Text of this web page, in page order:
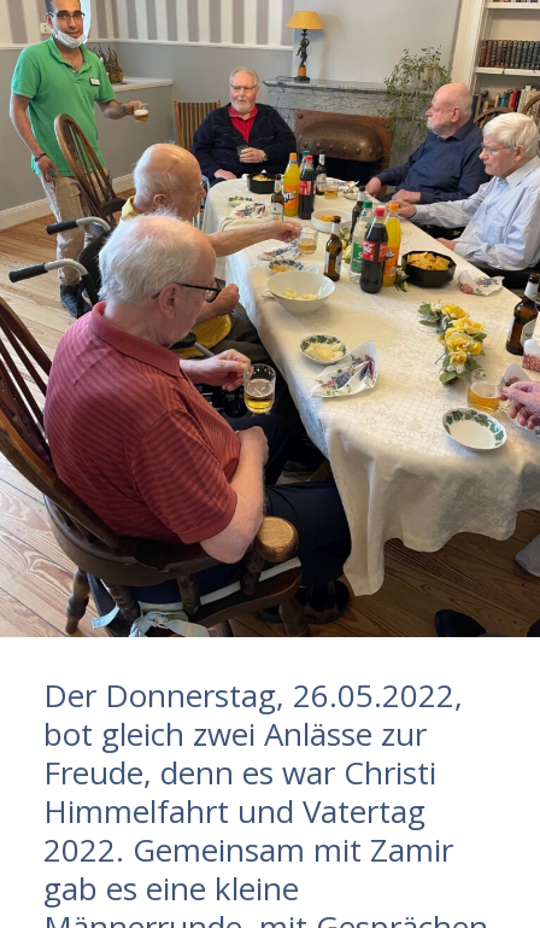
Der Donnerstag, 26.05.2022,
bot gleich zwei Anlässe zur
Freude, denn es war Christi
Himmelfahrt und Vatertag
2022. Gemeinsam mit Zamir
gab es eine kleine